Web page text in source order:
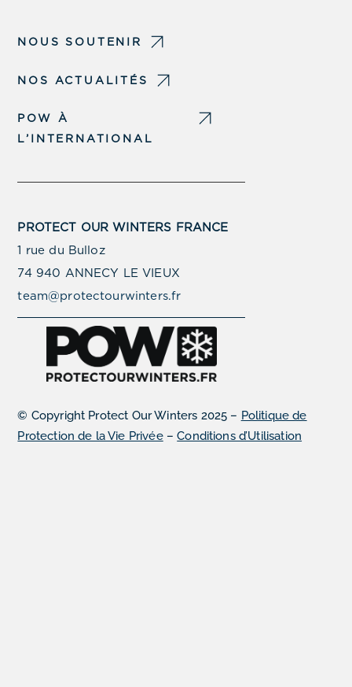
NOUS SOUTENIR
NOS ACTUALITÉS
POW À
L’INTERNATIONAL
PROTECT OUR WINTERS FRANCE
1 rue du Bulloz
74 940 ANNECY LE VIEUX
team@protectourwinters.fr
© Copyright Protect Our Winters 2025 – Politique de
Protection de la Vie Privée–Conditions d’Utilisation